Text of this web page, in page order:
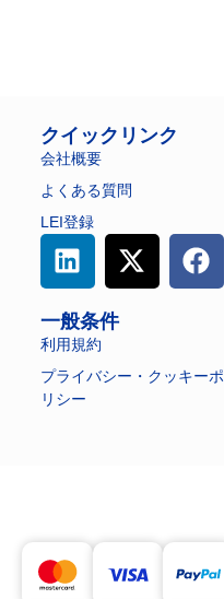
クイックリンク
会社概要
よくある質問
LEI登録
一般条件
利用規約
プライバシー・クッキーポ
リシー